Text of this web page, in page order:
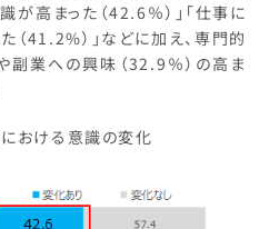
が高まった（42.6％）」「仕事に
（41.2%）」などに加え、専門的
副業への興味（32.9％）の高ま
における意識の変化